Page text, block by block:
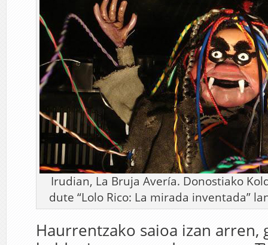
Irudian, La Bruja Avería. Donostiako
dute “Lolo Rico: La mirada inventada”
Haurrentzako saioa izan arren,